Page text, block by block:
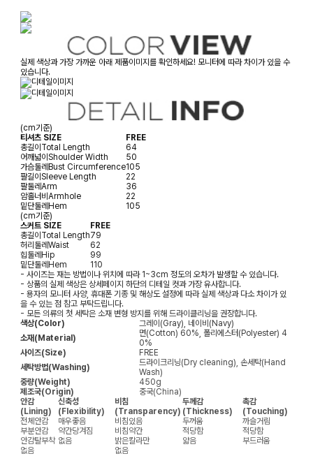
실제 색상과 가장 가까운 아래 제품이미지를 확인하세요! 모니터에 따라 차이가 있을 수
있습니다.
(cm기준)
티셔츠 SIZE
FREE
총길이Total Length
64
어깨넓이Shoulder Width
50
가슴둘레Bust Circumference105
팔길이Sleeve Length
22
팔둘레Arm
36
암홀너비Armhole
22
밑단둘레Hem
105
(cm기준)
스커트 SIZE
FREE
총길이Total Length79
허리둘레Waist
62
힙둘레Hip
99
밑단둘레Hem
110
- 사이즈는 재는 방법이나 위치에 따라 1~3cm 정도의 오차가 발생할 수 있습니다.
- 상품의 실제 색상은 상세페이지 하단의 디테일 컷과 가장 유사합니다.
- 용자의 모니터 사양, 휴대폰 기종 및 해상도 설정에 따라 실제 색상과 다소 차이가 있
을 수 있는 점 참고 부탁드립니다.
- 모든 의류의 첫 세탁은 소재 변형 방지를 위해 드라이클리닝을 권장합니다.
색상(Color)
그레이(Gray), 네이비(Navy)
소재(Material)
면(Cotton) 60%, 폴리에스터(Polyester) 4
0%
사이즈(Size)
FREE
세탁방법(Washing)
드라이크리닝(Dry cleaning), 손세탁(Hand
Wash)
중량(Weight)
450g
제조국(Origin)
중국(China)
안감
(Lining)
신축성
(Flexibility)
비침
(Transparency)
두께감
(Thickness)
촉감
(Touching)
전체안감
매우좋음 비침있음 두꺼움
까슬거림
부분안감
약간당겨짐 비침약간 적당함
적당함
안감탈부착 없음 밝은칼라만 얇음
부드러움
없음
없음